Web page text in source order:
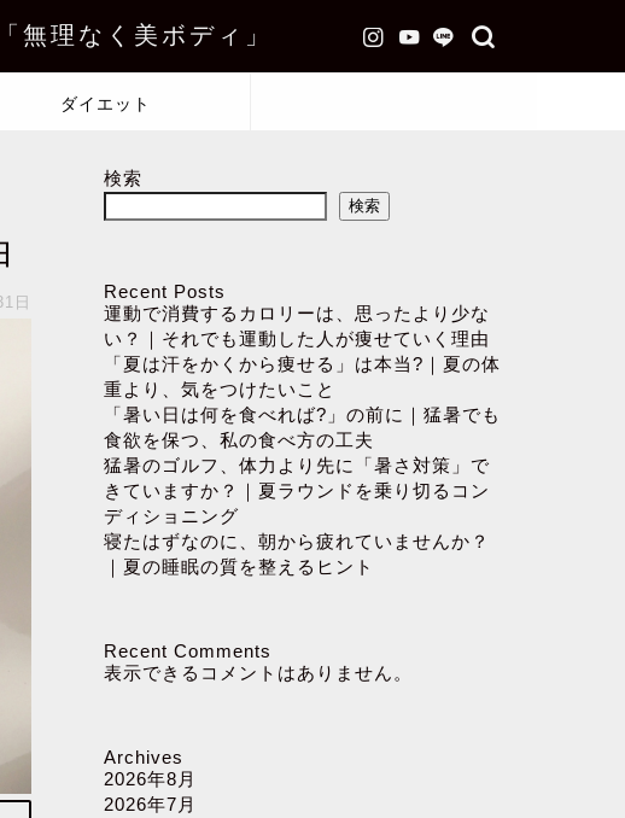
無理なく美ボディ」
ダイエット
日
検索
検索
Recent Posts
運動で消費するカロリーは、思ったより少な
い？｜それでも運動した人が痩せていく理由
「夏は汗をかくから痩せる」は本当?｜夏の体
重より、気をつけたいこと
「暑い日は何を食べれば?」の前に｜猛暑でも
食欲を保つ、私の食べ方の工夫
猛暑のゴルフ、体力より先に「暑さ対策」で
きていますか？｜夏ラウンドを乗り切るコン
ディショニング
寝たはずなのに、朝から疲れていませんか？
｜夏の睡眠の質を整えるヒント
Recent Comments
表示できるコメントはありません。
Archives
2026年8月
2026年7月